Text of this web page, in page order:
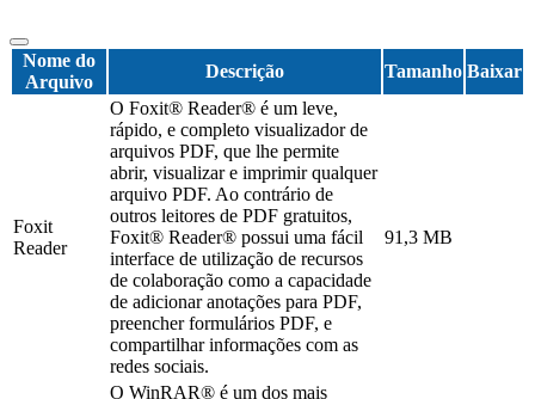
Nome do
Arquivo
Descrição Tamanho Baixar
Foxit
Reader
O Foxit® Reader® é um leve,
rápido, e completo visualizador de
arquivos PDF, que lhe permite
abrir, visualizar e imprimir qualquer
arquivo PDF. Ao contrário de
outros leitores de PDF gratuitos,
Foxit® Reader® possui uma fácil
interface de utilização de recursos
de colaboração como a capacidade
de adicionar anotações para PDF,
preencher formulários PDF, e
compartilhar informações com as
redes sociais.
91,3 MB
O WinRAR® é um dos mais